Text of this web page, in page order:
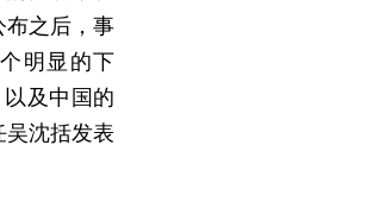
布之后，事
明显的下
及中国的
吴沈括发表